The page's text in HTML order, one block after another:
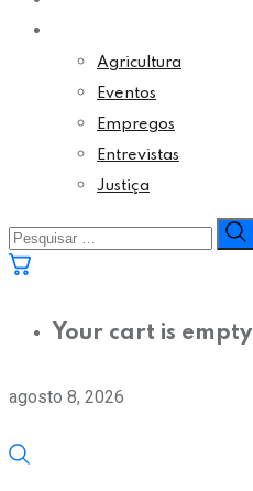
Agricultura
Eventos
Empregos
Entrevistas
Justiça
Your cart is empty
agosto 8, 2026